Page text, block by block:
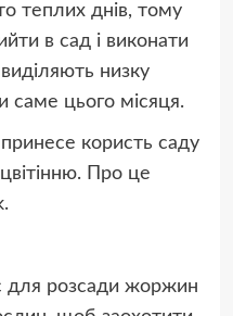
теплих днів, тому
в сад і виконати
низку
саме цього місяця.
користь саду
Про це
для розсади жоржин